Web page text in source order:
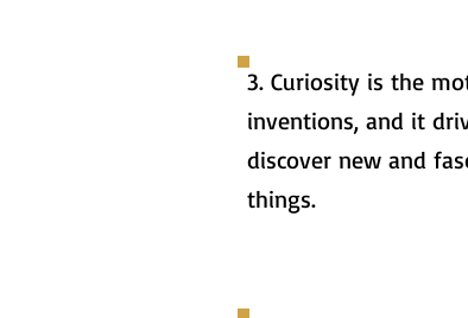
3. Curiosity is the
inventions, and it
discover new and
things.